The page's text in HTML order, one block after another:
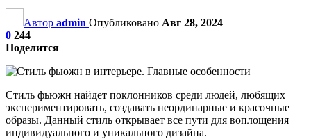
Автор admin Опубликовано Авг 28, 2024
0 244
Поделится
Стиль фьюжн найдет поклонников среди людей, любящих
экспериментировать, создавать неординарные и красочные
образы. Данный стиль открывает все пути для воплощения
индивидуального и уникального дизайна.